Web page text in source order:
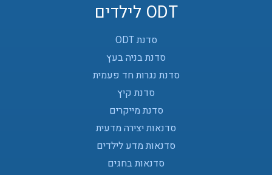
ODT לילדים
סדנת ODT
סדנת בניה בעץ
סדנת נגרות חד פעמית
סדנת קיץ
סדנת מייקרים
סדנאות יצירה מדעית
סדנאות מדע לילדים
סדנאות בחגים